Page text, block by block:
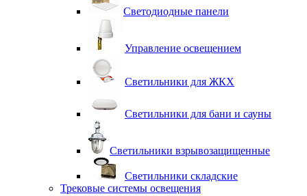
Светодиодные панели
Управление освещением
Светильники для ЖКХ
Светильники для бани и сауны
Светильники взрывозащищенные
Светильники складские
Трековые системы освещения